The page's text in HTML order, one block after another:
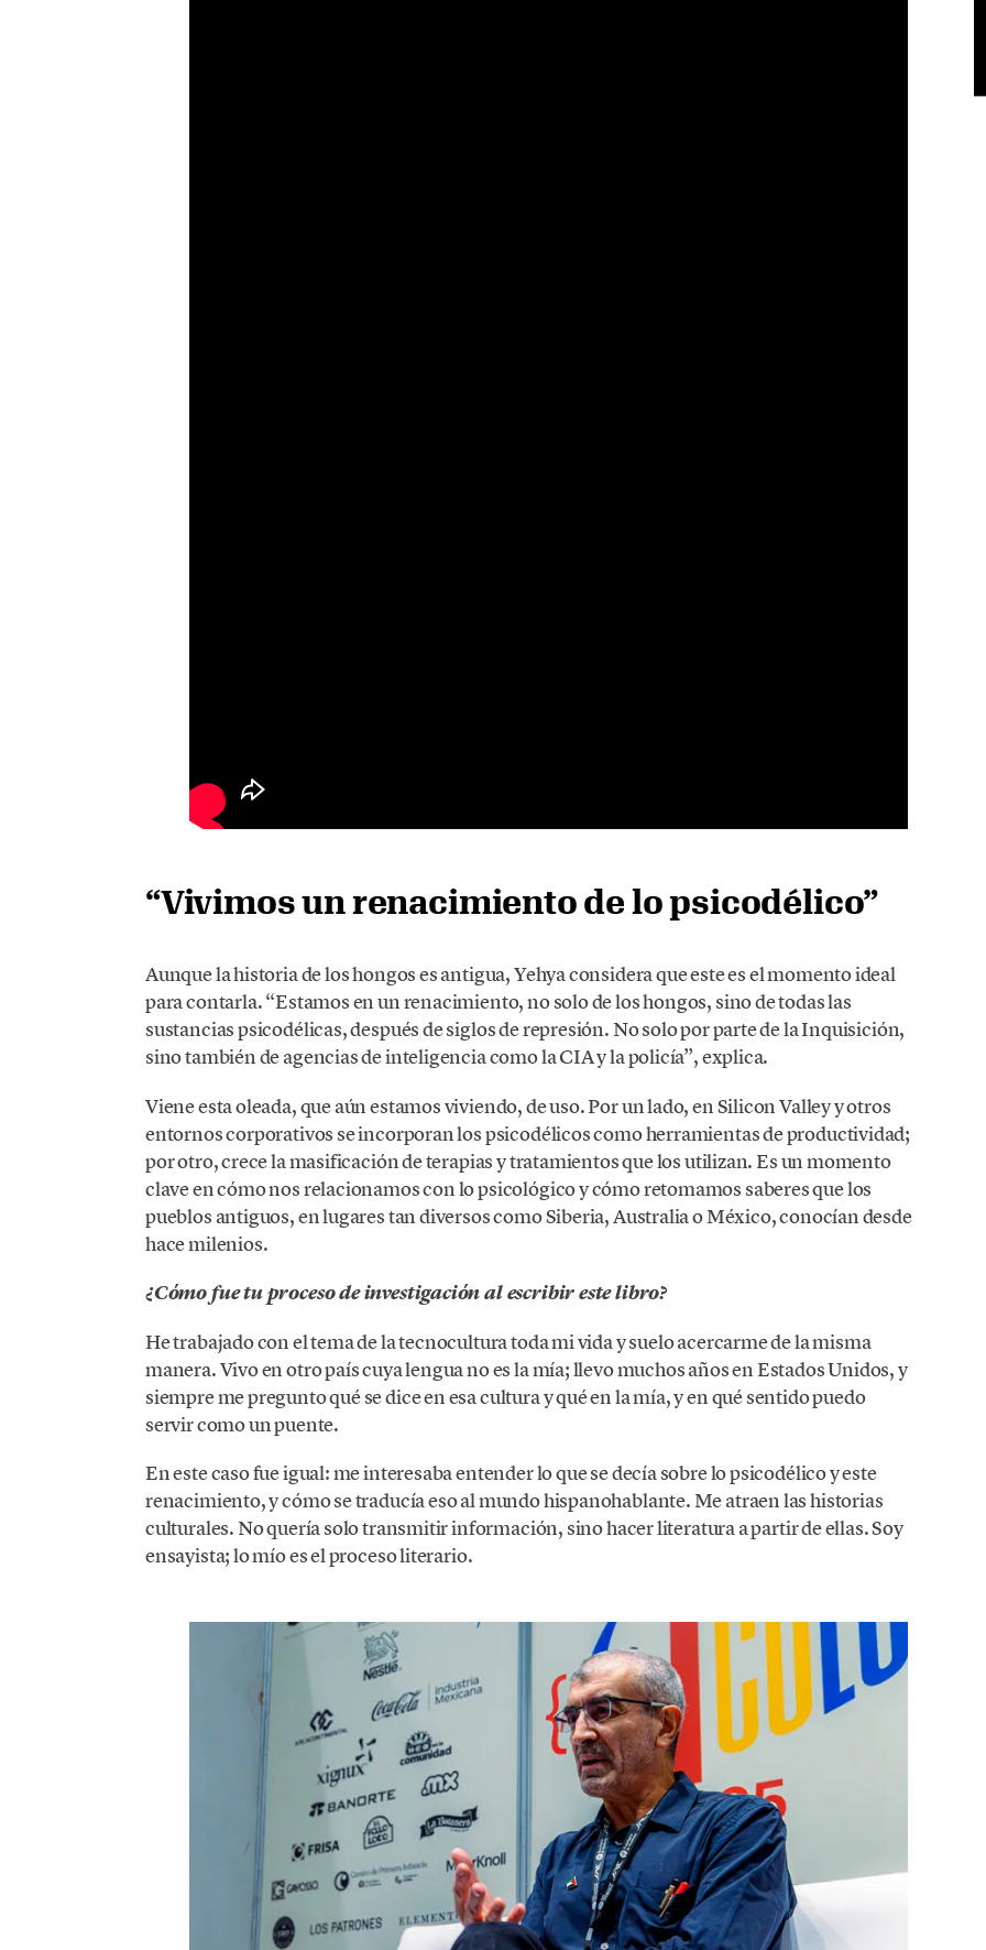
“Vivimos un renacimiento de lo psicodélico”
Aunque la historia de los hongos es antigua, Yehya considera que este es el momento ideal
para contarla. “Estamos en un renacimiento, no solo de los hongos, sino de todas las
sustancias psicodélicas, después de siglos de represión. No solo por parte de la Inquisición,
sino también de agencias de inteligencia como la CIA y la policía”, explica.
Viene esta oleada, que aún estamos viviendo, de uso. Por un lado, en Silicon Valley y otros
entornos corporativos se incorporan los psicodélicos como herramientas de productividad;
por otro, crece la masificación de terapias y tratamientos que los utilizan. Es un momento
clave en cómo nos relacionamos con lo psicológico y cómo retomamos saberes que los
pueblos antiguos, en lugares tan diversos como Siberia, Australia o México, conocían desde
hace milenios.
¿Cómo fue tu proceso de investigación al escribir este libro?
He trabajado con el tema de la tecnocultura toda mi vida y suelo acercarme de la misma
manera. Vivo en otro país cuya lengua no es la mía; llevo muchos años en Estados Unidos, y
siempre me pregunto qué se dice en esa cultura y qué en la mía, y en qué sentido puedo
servir como un puente.
En este caso fue igual: me interesaba entender lo que se decía sobre lo psicodélico y este
renacimiento, y cómo se traducía eso al mundo hispanohablante. Me atraen las historias
culturales. No quería solo transmitir información, sino hacer literatura a partir de ellas. Soy
ensayista; lo mío es el proceso literario.